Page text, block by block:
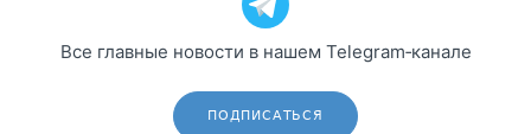
Все главные новости в нашем Telegram‑канале
ПОДПИСАТЬСЯ